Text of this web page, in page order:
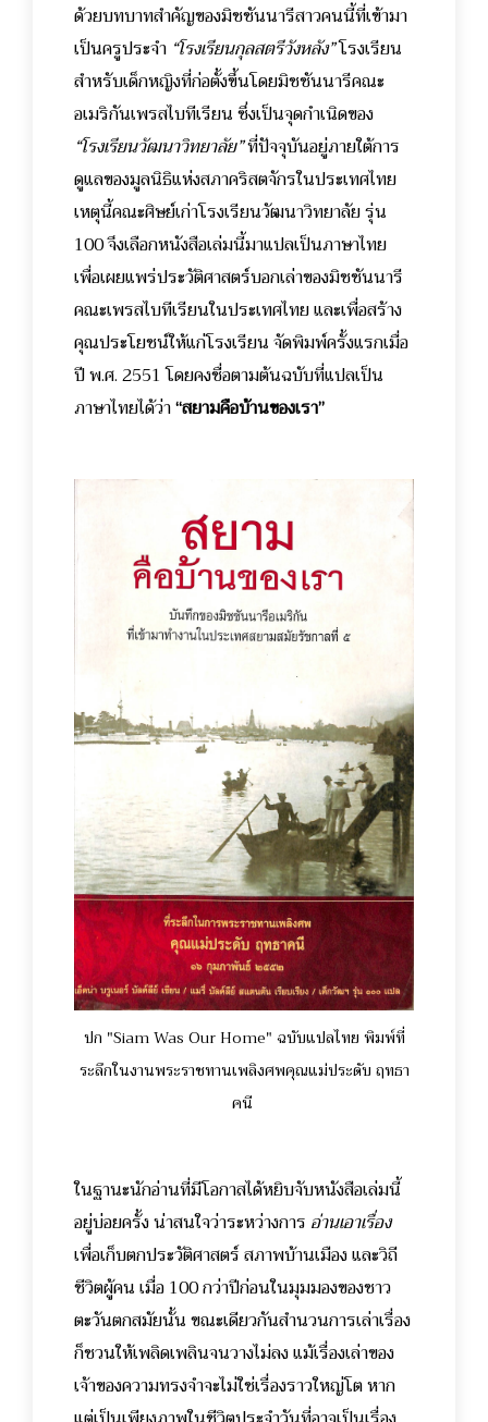
ด้วยบทบาทสำคัญของมิชชันนารีสาวคนนี้ที่เข้ามา
เป็นครูประจำ “โรงเรียนกุลสตรีวังหลัง”โรงเรียน
สำหรับเด็กหญิงที่ก่อตั้งขึ้นโดยมิชชันนารีคณะ
อเมริกันเพรสไบทีเรียน ซึ่งเป็นจุดกำเนิดของ
“โรงเรียนวัฒนาวิทยาลัย”ที่ปัจจุบันอยู่ภายใต้การ
ดูแลของมูลนิธิแห่งสภาคริสตจักรในประเทศไทย
เหตุนี้คณะศิษย์เก่าโรงเรียนวัฒนาวิทยาลัย รุ่น
100 จึงเลือกหนังสือเล่มนี้มาแปลเป็นภาษาไทย
เพื่อเผยแพร่ประวัติศาสตร์บอกเล่าของมิชชันนารี
คณะเพรสไบทีเรียนในประเทศไทย และเพื่อสร้าง
คุณประโยชน์ให้แก่โรงเรียน จัดพิมพ์ครั้งแรกเมื่อ
ปี พ.ศ. 2551 โดยคงชื่อตามต้นฉบับที่แปลเป็น
ภาษาไทยได้ว่า“สยามคือบ้านของเรา”
ปก "Siam Was Our Home" ฉบับแปลไทย พิมพ์ที่
ระลึกในงานพระราชทานเพลิงศพคุณแม่ประดับ ฤทธา
คนี
ในฐานะนักอ่านที่มีโอกาสได้หยิบจับหนังสือเล่มนี้
อยู่บ่อยครั้ง น่าสนใจว่าระหว่างการ อ่านเอาเรื่อง
เพื่อเก็บตกประวัติศาสตร์ สภาพบ้านเมือง และวิถี
ชีวิตผู้คน เมื่อ 100 กว่าปีก่อนในมุมมองของชาว
ตะวันตกสมัยนั้น ขณะเดียวกันสำนวนการเล่าเรื่อง
ก็ชวนให้เพลิดเพลินจนวางไม่ลง แม้เรื่องเล่าของ
เจ้าของความทรงจำจะไม่ใช่เรื่องราวใหญ่โต หาก